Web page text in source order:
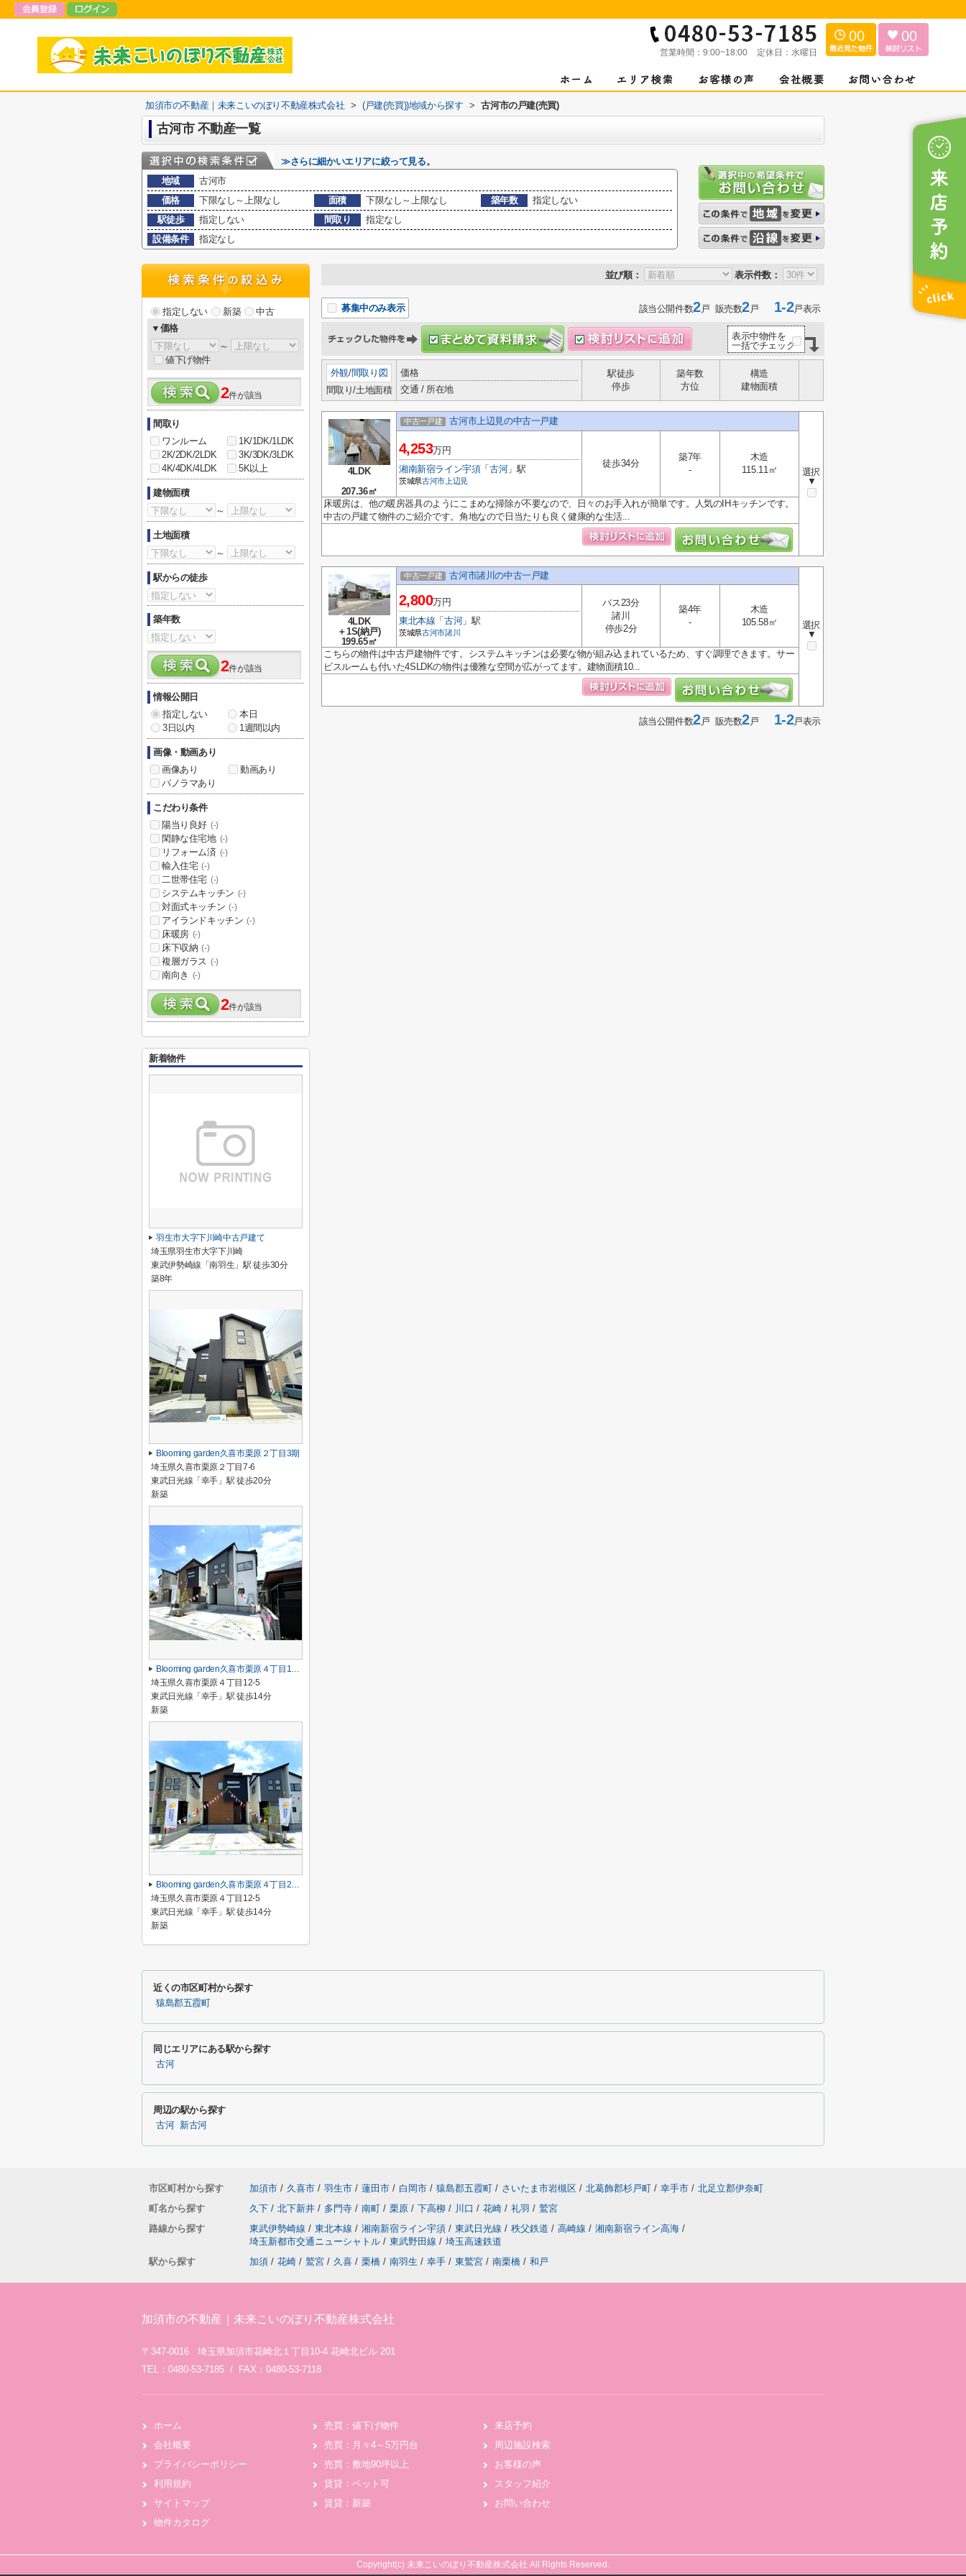
営業時間： 9:00~18:00 定休日： 水曜日
00 00
加須市の不動産｜未来こいのぼり不動産株式会社 > (戸建(売買))地域から探す > 古河市の戸建(売買)
古河市 不動産一覧
≫さらに細かいエリアに絞って見る。
地域
古河市
価格
下限なし～上限なし 面積 下限なし～上限なし 築年数
指定しない
駅徒歩
指定しない 間取り
指定なし
設備条件
指定なし
並び順： 表示件数：
募集中のみ表示 該当公開件数2戸 販売数2戸 1-2戸表示
表示中物件を
一括でチェック
外観/間取り図
間取り/土地面積
価格
交通 / 所在地
駅徒歩
停歩
築年数
方位
構造
建物面積
4LDK
207.36㎡
中古一戸建 古河市上辺見の中古一戸建
選択
▼
4,253万円
湘南新宿ライン宇須「古河」駅
茨城県古河市上辺見
徒歩34分
築7年
-
木造
115.11㎡
床暖房は、他の暖房器具のようにこまめな掃除が不要なので、日々のお手入れが簡単です。人気のIHキッチンです。
中古の戸建て物件のご紹介です。角地なので日当たりも良く健康的な生活...
4LDK
＋1S(納戸)
199.65㎡
中古一戸建 古河市諸川の中古一戸建
選択
▼
2,800万円
東北本線 「古河」駅
茨城県古河市諸川
バス23分
諸川
停歩2分
築4年
-
木造
105.58㎡
こちらの物件は中古戸建物件です。システムキッチンは必要な物が組み込まれているため、すぐ調理できます。サー
ビスルームも付いた4SLDKの物件は優雅な空間が広がってます。建物面積10...
該当公開件数2戸 販売数2戸 1-2戸表示
指定しない 新築
中古
▼価格
～
値下げ物件
2件が該当
間取り
ワンルーム
1K/1DK/1LDK
2K/2DK/2LDK
3K/3DK/3LDK
4K/4DK/4LDK
5K以上
建物面積
～
土地面積
～
駅からの徒歩
築年数
2件が該当
情報公開日
指定しない
本日
3日以内
1週間以内
画像・動画あり
画像あり
動画あり
パノラマあり
こだわり条件
陽当り良好 (-)
閑静な住宅地 (-)
リフォーム済 (-)
輸入住宅 (-)
二世帯住宅 (-)
システムキッチン (-)
対面式キッチン (-)
アイランドキッチン (-)
床暖房 (-)
床下収納 (-)
複層ガラス (-)
南向き (-)
2件が該当
新着物件
羽生市大字下川崎中古戸建て
埼玉県羽生市大字下川崎
東武伊勢崎線「南羽生」駅 徒歩30分
築8年
Blooming garden久喜市栗原２丁目3期
埼玉県久喜市栗原２丁目7-6
東武日光線「幸手」駅 徒歩20分
新築
Blooming garden久喜市栗原４丁目1号棟
埼玉県久喜市栗原４丁目12-5
東武日光線「幸手」駅 徒歩14分
新築
Blooming garden久喜市栗原４丁目2号棟
埼玉県久喜市栗原４丁目12-5
東武日光線「幸手」駅 徒歩14分
新築
近くの市区町村から探す
猿島郡五霞町
同じエリアにある駅から探す
古河
周辺の駅から探す
古河 新古河
市区町村から探す 加須市 / 久喜市 / 羽生市 / 蓮田市 / 白岡市 / 猿島郡五霞町 / さいたま市岩槻区 / 北葛飾郡杉戸町 / 幸手市 / 北足立郡伊奈町
町名から探す
久下 / 北下新井 / 多門寺 / 南町 / 栗原 / 下高柳 / 川口 / 花崎 / 礼羽 / 鷲宮
路線から探す
東武伊勢崎線 / 東北本線 / 湘南新宿ライン宇須 / 東武日光線 / 秩父鉄道 / 高崎線 / 湘南新宿ライン高海 /
埼玉新都市交通ニューシャトル / 東武野田線 / 埼玉高速鉄道
駅から探す
加須 / 花崎 / 鷲宮 / 久喜 / 栗橋 / 南羽生 / 幸手 / 東鷲宮 / 南栗橋 / 和戸
加須市の不動産｜未来こいのぼり不動産株式会社
〒347-0016 埼玉県加須市花崎北１丁目10-4 花崎北ビル 201
TEL：0480-53-7185 / FAX：0480-53-7118
ホーム
会社概要
プライバシーポリシー
利用規約
サイトマップ
物件カタログ
売買：値下げ物件
売買：月々4～5万円台
売買：敷地90坪以上
賃貸：ペット可
賃貸：新築
来店予約
周辺施設検索
お客様の声
スタッフ紹介
お問い合わせ
Copyright(c) 未来こいのぼり不動産株式会社 All Rights Reserved.